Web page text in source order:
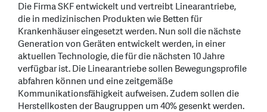
Die Firma SKF entwickelt und vertreibt Linearantriebe,
die in medizinischen Produkten wie Betten für
Krankenhäuser eingesetzt werden. Nun soll die nächste
Generation von Geräten entwickelt werden, in einer
aktuellen Technologie, die für die nächsten 10 Jahre
verfügbar ist. Die Linearantriebe sollen Bewegungsprofile
abfahren können und eine zeitgemäße
Kommunikationsfähigkeit aufweisen. Zudem sollen die
Herstellkosten der Baugruppen um 40% gesenkt werden.